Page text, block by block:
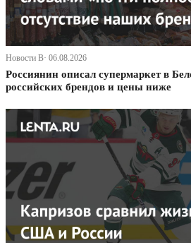
Новости В· 06.08.2026
Россиянин описал супермаркет в
российских брендов и цены ниже